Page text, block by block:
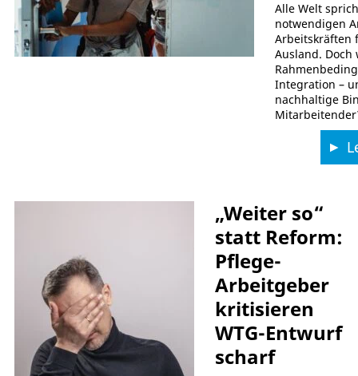
Alle Welt
notwendigen
Arbeitskräften
Ausland. Doch
Integration –
nachhaltige
„Weiter so“
statt Reform:
Pflege-
Arbeitgeber
kritisieren
WTG-Entwurf
scharf